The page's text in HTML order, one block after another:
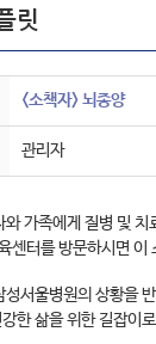
릿
<소책자> 뇌종양
관리자
가족에게 질병 및
센터를 방문하시면 이
성서울병원의 상황을
한 삶을 위한 길잡이